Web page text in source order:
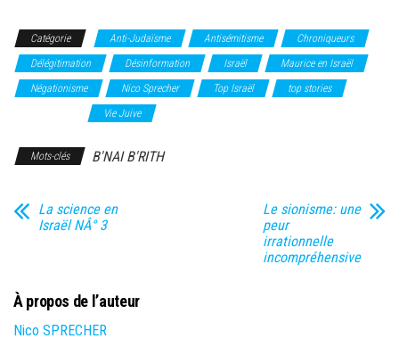
Catégorie Anti-Judaïsme Antisémitisme
Chroniqueurs
Délégitimation
Désinformation Israël
Maurice en Israël
Négationisme
Nico Sprecher Top Israël
top stories
Vie Juive
Mots-clés B'NAI B'RITH
La science en
Israël NÂ° 3
Le sionisme: une
peur
irrationnelle
incompréhensive
À propos de l’auteur
Nico SPRECHER